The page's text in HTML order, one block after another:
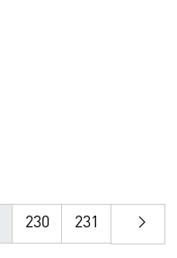
230 231